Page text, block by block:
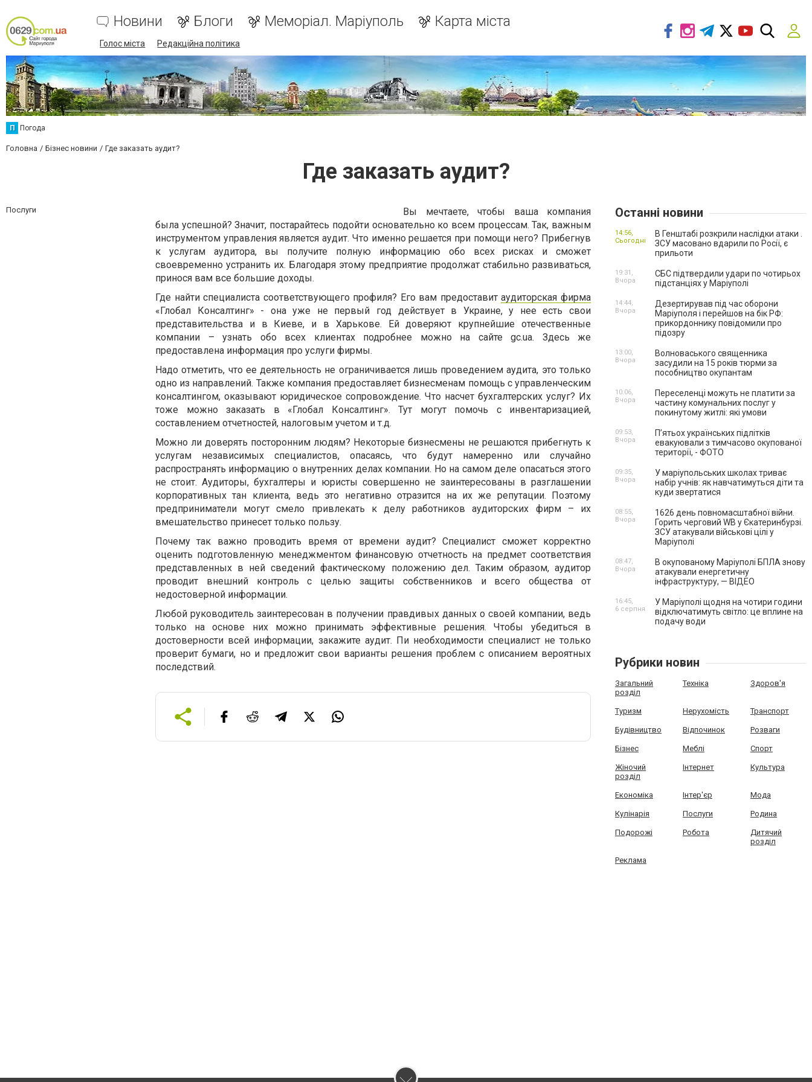
Новини Блоги Меморіал. Маріуполь Карта міста
Голос міста Редакційна політика
П Погода
Головна Бізнес новини Где заказать аудит?
Где заказать аудит?
Послуги
Вы мечтаете, чтобы ваша компания
была успешной? Значит, постарайтесь подойти основательно ко всем процессам. Так, важным
инструментом управления является аудит. Что именно решается при помощи него? Прибегнув
к услугам аудитора, вы получите полную информацию обо всех рисках и сможет
своевременно устранить их. Благодаря этому предприятие продолжат стабильно развиваться,
принося вам все большие доходы.
Где найти специалиста соответствующего профиля? Его вам предоставитаудиторская фирма
«Глобал Консалтинг» - она уже не первый год действует в Украине, у нее есть свои
представительства и в Киеве, и в Харькове. Ей доверяют крупнейшие отечественные
компании – узнать обо всех клиентах подробнее можно на сайте gc.ua. Здесь же
предоставлена информация про услуги фирмы.
Надо отметить, что ее деятельность не ограничивается лишь проведением аудита, это только
одно из направлений. Также компания предоставляет бизнесменам помощь с управленческим
консалтингом, оказывают юридическое сопровождение. Что насчет бухгалтерских услуг? Их
тоже можно заказать в «Глобал Консалтинг». Тут могут помочь с инвентаризацией,
составлением отчетностей, налоговым учетом и т.д.
Можно ли доверять посторонним людям? Некоторые бизнесмены не решаются прибегнуть к
услугам независимых специалистов, опасаясь, что будут намеренно или случайно
распространять информацию о внутренних делах компании. Но на самом деле опасаться этого
не стоит. Аудиторы, бухгалтеры и юристы совершенно не заинтересованы в разглашении
корпоративных тан клиента, ведь это негативно отразится на их же репутации. Поэтому
предприниматели могут смело привлекать к делу работников аудиторских фирм – их
вмешательство принесет только пользу.
Почему так важно проводить время от времени аудит? Специалист сможет корректно
оценить подготовленную менеджментом финансовую отчетность на предмет соответствия
представленных в ней сведений фактическому положению дел. Таким образом, аудитор
проводит внешний контроль с целью защиты собственников и всего общества от
недостоверной информации.
Любой руководитель заинтересован в получении правдивых данных о своей компании, ведь
только на основе них можно принимать эффективные решения. Чтобы убедиться в
достоверности всей информации, закажите аудит. Пи необходимости специалист не только
проверит бумаги, но и предложит свои варианты решения проблем с описанием вероятных
последствий.
Останні новини
В Генштабі розкрили наслідки атаки .
ЗСУ масовано вдарили по Росії, є
прильоти
14:56,
Сьогодні
СБС підтвердили удари по чотирьох
підстанціях у Маріуполі
19:31,
Вчора
Дезертирував під час оборони
Маріуполя і перейшов на бік РФ:
прикордоннику повідомили про
підозру
14:44,
Вчора
Волноваського священника
засудили на 15 років тюрми за
пособництво окупантам
13:00,
Вчора
Переселенці можуть не платити за
частину комунальних послуг у
покинутому житлі: які умови
10:06,
Вчора
П’ятьох українських підлітків
евакуювали з тимчасово окупованої
території, - ФОТО
09:53,
Вчора
У маріупольських школах триває
набір учнів: як навчатимуться діти та
куди звертатися
09:35,
Вчора
1626 день повномасштабної війни.
Горить черговий WB у Єкатеринбурзі.
ЗСУ атакували військові цілі у
Маріуполі
08:55,
Вчора
В окупованому Маріуполі БПЛА знову
атакували енергетичну
інфраструктуру, — ВІДЕО
08:47,
Вчора
У Маріуполі щодня на чотири години
відключатимуть світло: це вплине на
подачу води
16:45,
6 серпня
Рубрики новин
Загальний
розділ
Техніка Здоров'я
Туризм Нерухомість Транспорт
Будівництво Відпочинок Розваги
Бізнес Меблі Спорт
Жіночий
розділ
Інтернет Культура
Економіка Інтер'єр Мода
Кулінарія Послуги Родина
Подорожі Робота
Дитячий
розділ
Реклама